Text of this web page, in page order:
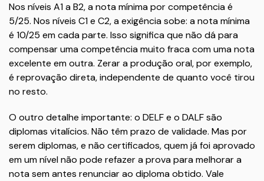
Nos níveis A1 a B2, a nota mínima por competência é
5/25. Nos níveis C1 e C2, a exigência sobe: a nota mínima
é 10/25 em cada parte. Isso significa que não dá para
compensar uma competência muito fraca com uma nota
excelente em outra. Zerar a produção oral, por exemplo,
é reprovação direta, independente de quanto você tirou
no resto.
O outro detalhe importante: o DELF e o DALF são
diplomas vitalícios. Não têm prazo de validade. Mas por
serem diplomas, e não certificados, quem já foi aprovado
em um nível não pode refazer a prova para melhorar a
nota sem antes renunciar ao diploma obtido. Vale